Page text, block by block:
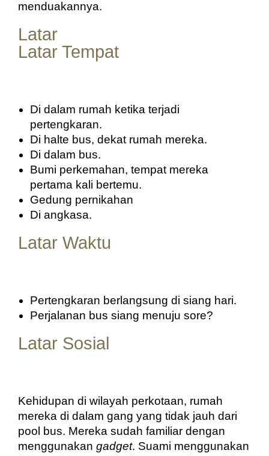
menduakannya.
Latar
Latar Tempat
Di dalam rumah ketika terjadi
pertengkaran.
Di halte bus, dekat rumah mereka.
Di dalam bus.
Bumi perkemahan, tempat mereka
pertama kali bertemu.
Gedung pernikahan
Di angkasa.
Latar Waktu
Pertengkaran berlangsung di siang hari.
Perjalanan bus siang menuju sore?
Latar Sosial
Kehidupan di wilayah perkotaan, rumah
mereka di dalam gang yang tidak jauh dari
pool bus. Mereka sudah familiar dengan
menggunakan gadget